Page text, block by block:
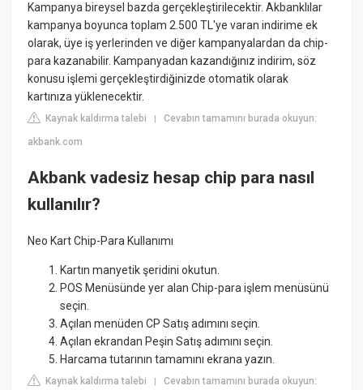
Kampanya bireysel bazda gerçekleştirilecektir. Akbanklılar
kampanya boyunca toplam 2.500 TL'ye varan indirime ek
olarak, üye iş yerlerinden ve diğer kampanyalardan da chip-
para kazanabilir. Kampanyadan kazandığınız indirim, söz
konusu işlemi gerçekleştirdiğinizde otomatik olarak
kartınıza yüklenecektir.
Kaynak kaldırma talebi |Cevabın tamamını burada okuyun:
akbank.com
Akbank vadesiz hesap chip para nasıl
kullanılır?
Neo Kart Chip-Para Kullanımı
Kartın manyetik şeridini okutun.
POS Menüsünde yer alan Chip-para işlem menüsünü
seçin.
Açılan menüden CP Satış adımını seçin.
Açılan ekrandan Peşin Satış adımını seçin.
Harcama tutarının tamamını ekrana yazın.
Kaynak kaldırma talebi |Cevabın tamamını burada okuyun: